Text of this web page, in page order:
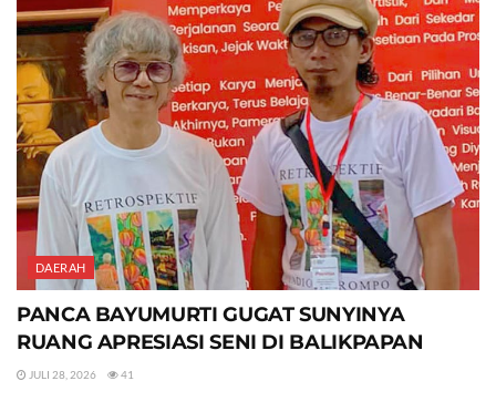
DAERAH
PANCA BAYUMURTI GUGAT SUNYINYA
RUANG APRESIASI SENI DI BALIKPAPAN
JULI 28, 2026 41